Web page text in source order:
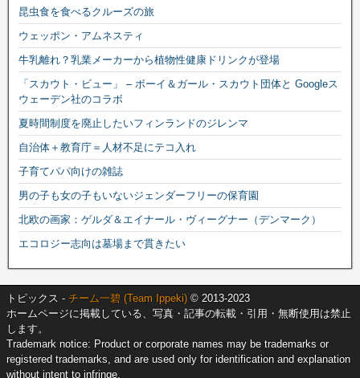
昆虫食を食べるクルーズの旅
ウェッポン・アムネスティ
牛乳離れ？乳業メーカーから植物性健康ドリンクが登場
「スカウト・ビュー」 – ボーイ＆ガール・スカウト団体と Googleス
ウェーデン社のコラボ
夏時間制度を廃止したいフィンランドのジレンマ
自治体＋教育庁＝人材不足にテコ入れ
子育てパパ向けの雑誌
男の子も女の子もいないジェンダーフリーの保育園
北欧の画家：ゲルダ＆エイナール・ヴィーグナー（デンマーク）
エコロジー志向は墓場まで貫きたい
トピックス - チーム一碧 (Team Ippeki) © 2013-2023
ホームページに掲載している、写真・記事の転載・引用・無断使用は禁止
します。
Trademark notice: Product or corporate names may be trademarks or
registered trademarks, and are used only for identification and explanation
without intent to infringe.